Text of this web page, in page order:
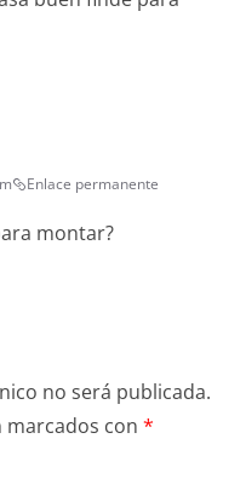
Enlace permanente
montar?
no será publicada.
marcados con *